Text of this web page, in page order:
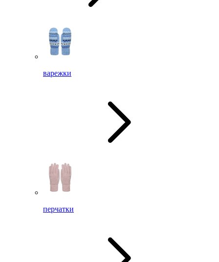
варежки
перчатки